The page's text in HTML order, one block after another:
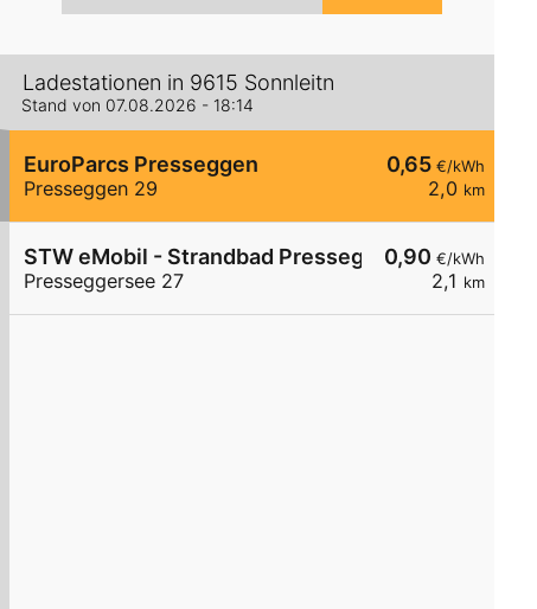
Ladestationen in 9615 Sonnleitn
Stand von 07.08.2026 - 18:14
0,65€/kWh
2,0 km
EuroParcs Presseggen
Presseggen 29
0,90 €/kWh
2,1 km
STW eMobil - Strandbad Presseggersee, Hermagor
Presseggersee 27